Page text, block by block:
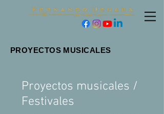
PROYECTOS MUSICALES
Proyectos musicales /
Festivales